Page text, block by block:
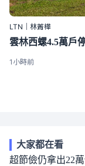
LTN｜林菁樺
雲林西螺4.5萬戶
1小時前
大家都在看
超節儉仍拿出22